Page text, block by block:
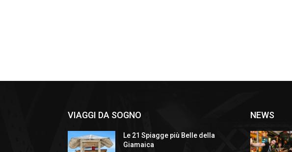
VIAGGI DA SOGNO
Le 21 Spiagge più Belle della
Giamaica
NEWS